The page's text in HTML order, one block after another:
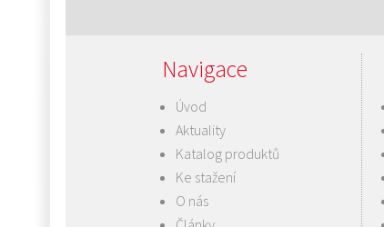
Navigace
Úvod
Aktuality
Katalog produktů
Ke stažení
O nás